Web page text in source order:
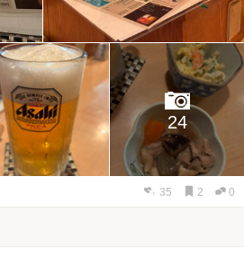
24
35 2 0